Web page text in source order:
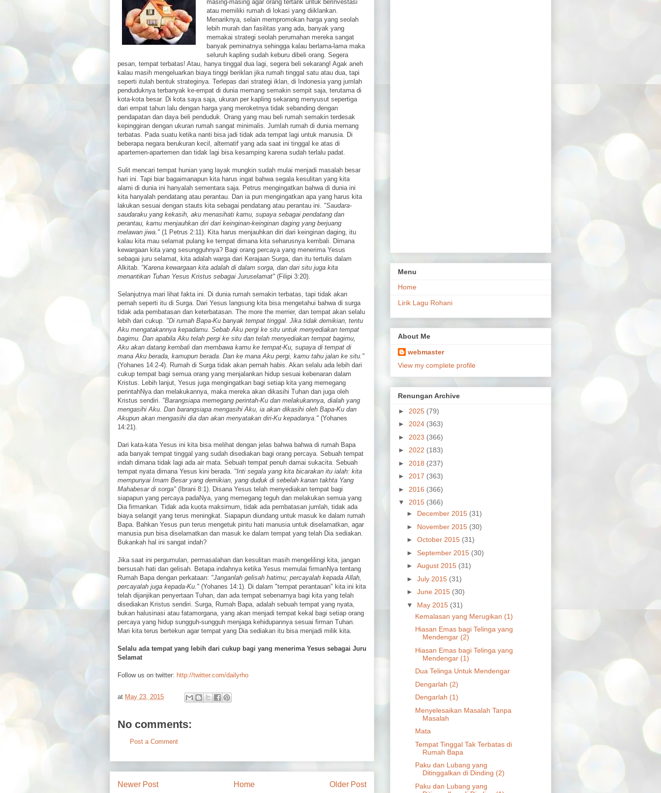
masing-masing agar orang tertarik untuk berinvestasi
atau memiliki rumah di lokasi yang diiklankan.
Menariknya, selain mempromokan harga yang seolah
lebih murah dan fasilitas yang ada, banyak yang
memakai strategi seolah perumahan mereka sangat
banyak peminatnya sehingga kalau berlama-lama maka
seluruh kapling sudah keburu dibeli orang. Segera
pesan, tempat terbatas! Atau, hanya tinggal dua lagi, segera beli sekarang! Agak aneh
kalau masih mengeluarkan biaya tinggi beriklan jika rumah tinggal satu atau dua, tapi
seperti itulah bentuk strateginya. Terlepas dari strategi iklan, di Indonesia yang jumlah
penduduknya terbanyak ke-empat di dunia memang semakin sempit saja, terutama di
kota-kota besar. Di kota saya saja, ukuran per kapling sekarang menyusut sepertiga
dari empat tahun lalu dengan harga yang meroketnya tidak sebanding dengan
pendapatan dan daya beli penduduk. Orang yang mau beli rumah semakin terdesak
kepinggiran dengan ukuran rumah sangat minimalis. Jumlah rumah di dunia memang
terbatas. Pada suatu ketika nanti bisa jadi tidak ada tempat lagi untuk manusia. Di
beberapa negara berukuran kecil, alternatif yang ada saat ini tinggal ke atas di
apartemen-apartemen dan tidak lagi bisa kesamping karena sudah terlalu padat.
Sulit mencari tempat hunian yang layak mungkin sudah mulai menjadi masalah besar
hari ini. Tapi biar bagaimanapun kita harus ingat bahwa segala kesulitan yang kita
alami di dunia ini hanyalah sementara saja. Petrus mengingatkan bahwa di dunia ini
kita hanyalah pendatang atau perantau. Dan ia pun mengingatkan apa yang harus kita
lakukan sesuai dengan stauts kita sebagai pendatang atau perantau ini. "Saudara-
saudaraku yang kekasih, aku menasihati kamu, supaya sebagai pendatang dan
perantau, kamu menjauhkan diri dari keinginan-keinginan daging yang berjuang
melawan jiwa." (1 Petrus 2:11). Kita harus menjauhkan diri dari keinginan daging, itu
kalau kita mau selamat pulang ke tempat dimana kita seharusnya kembali. Dimana
kewargaan kita yang sesungguhnya? Bagi orang percaya yang menerima Yesus
sebagai juru selamat, kita adalah warga dari Kerajaan Surga, dan itu tertulis dalam
Alkitab. "Karena kewargaan kita adalah di dalam sorga, dan dari situ juga kita
menantikan Tuhan Yesus Kristus sebagai Juruselamat" (Filipi 3:20).
Selanjutnya mari lihat fakta ini. Di dunia rumah semakin terbatas, tapi tidak akan
pernah seperti itu di Surga. Dari Yesus langsung kita bisa mengetahui bahwa di surga
tidak ada pembatasan dan keterbatasan. The more the merrier, dan tempat akan selalu
lebih dari cukup. "Di rumah Bapa-Ku banyak tempat tinggal. Jika tidak demikian, tentu
Aku mengatakannya kepadamu. Sebab Aku pergi ke situ untuk menyediakan tempat
bagimu. Dan apabila Aku telah pergi ke situ dan telah menyediakan tempat bagimu,
Aku akan datang kembali dan membawa kamu ke tempat-Ku, supaya di tempat di
mana Aku berada, kamupun berada. Dan ke mana Aku pergi, kamu tahu jalan ke situ."
(Yohanes 14:2-4). Rumah di Surga tidak akan pernah habis. Akan selalu ada lebih dari
cukup tempat bagi semua orang yang menjalankan hidup sesuai kebenaran dalam
Kristus. Lebih lanjut, Yesus juga mengingatkan bagi setiap kita yang memegang
perintahNya dan melakukannya, maka mereka akan dikasihi Tuhan dan juga oleh
Kristus sendiri. "Barangsiapa memegang perintah-Ku dan melakukannya, dialah yang
mengasihi Aku. Dan barangsiapa mengasihi Aku, ia akan dikasihi oleh Bapa-Ku dan
Akupun akan mengasihi dia dan akan menyatakan diri-Ku kepadanya." (Yohanes
14:21).
Dari kata-kata Yesus ini kita bisa melihat dengan jelas bahwa bahwa di rumah Bapa
ada banyak tempat tinggal yang sudah disediakan bagi orang percaya. Sebuah tempat
indah dimana tidak lagi ada air mata. Sebuah tempat penuh damai sukacita. Sebuah
tempat nyata dimana Yesus kini berada. "Inti segala yang kita bicarakan itu ialah: kita
mempunyai Imam Besar yang demikian, yang duduk di sebelah kanan takhta Yang
Mahabesar di sorga" (Ibrani 8:1). Disana Yesus telah menyediakan tempat bagi
siapapun yang percaya padaNya, yang memegang teguh dan melakukan semua yang
Dia firmankan. Tidak ada kuota maksimum, tidak ada pembatasan jumlah, tidak ada
biaya selangit yang terus meningkat. Siapapun diundang untuk masuk ke dalam rumah
Bapa. Bahkan Yesus pun terus mengetuk pintu hati manusia untuk diselamatkan, agar
manusia pun bisa diselamatkan dan masuk ke dalam tempat yang telah Dia sediakan.
Bukankah hal ini sangat indah?
Jika saat ini pergumulan, permasalahan dan kesulitan masih mengelilingi kita, jangan
bersusah hati dan gelisah. Betapa indahnya ketika Yesus memulai firmanNya tentang
Rumah Bapa dengan perkataan: "Janganlah gelisah hatimu; percayalah kepada Allah,
percayalah juga kepada-Ku." (Yohanes 14:1). Di dalam "tempat perantauan" kita ini kita
telah dijanjikan penyertaan Tuhan, dan ada tempat sebenarnya bagi kita yang telah
disediakan Kristus sendiri. Surga, Rumah Bapa, adalah sebuah tempat yang nyata,
bukan halusinasi atau fatamorgana, yang akan menjadi tempat kekal bagi setiap orang
percaya yang hidup sungguh-sungguh menjaga kehidupannya sesuai firman Tuhan.
Mari kita terus bertekun agar tempat yang Dia sediakan itu bisa menjadi milik kita.
Selalu ada tempat yang lebih dari cukup bagi yang menerima Yesus sebagai Juru
Selamat
Follow us on twitter: http://twitter.com/dailyrho
at May 23, 2015
No comments:
Post a Comment
Newer Post Older Post
Home
Menu
Home
Lirik Lagu Rohani
About Me
webmaster
View my complete profile
Renungan Archive
► 2025 (79)
► 2024 (363)
► 2023 (366)
► 2022 (183)
► 2018 (237)
► 2017 (363)
► 2016 (366)
▼ 2015 (366)
► December 2015 (31)
► November 2015 (30)
► October 2015 (31)
► September 2015 (30)
► August 2015 (31)
► July 2015 (31)
► June 2015 (30)
▼ May 2015 (31)
Kemalasan yang Merugikan (1)
Hiasan Emas bagi Telinga yang
Mendengar (2)
Hiasan Emas bagi Telinga yang
Mendengar (1)
Dua Telinga Untuk Mendengar
Dengarlah (2)
Dengarlah (1)
Menyelesaikan Masalah Tanpa
Masalah
Mata
Tempat Tinggal Tak Terbatas di
Rumah Bapa
Paku dan Lubang yang
Ditinggalkan di Dinding (2)
Paku dan Lubang yang